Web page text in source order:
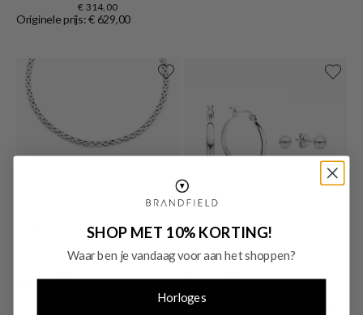
€ 314,00
Originele prijs: € 629,00
Parte Di Me
-70%
Parte Di Me
SHOP MET 10% KORTING!
Waar ben je vandaag voor aan het shoppen?
Horloges